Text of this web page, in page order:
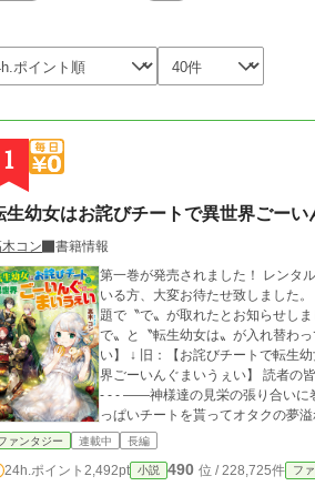
1
生幼女はお詫びチートで異世界ごーい
コン
書籍情報
第一巻が発売されました！ レンタ
いる方、大変お待たせ致しました。 書籍化にあたり、内容に一部齟齬が生じておりますことをご了承ください。 改
題で〝で〟が取れたとお知らせし
で〟と〝転生幼女は〟が入れ替わっております。 初期：【お詫びチートで転生幼女
い】 ↓ 旧：【お詫びチートで転生
界ごーいんぐまいうぇい】 読者の皆様、混乱させてしまい大変申し訳ありません。 ✂︎- - - - - - - -キリトリ- - - - - - - -
- - - ――神様達の見栄の張り合いに巻き込まれて異世界へ どっちが仕事出来るとかどうでもいい！ お詫びにい
っぱいチートを貰ってオタクの夢溢
目覚めた時状況がおかしい！。 神に会った
んでいったり、巻き込まれたり、流された
ァンタジー 連載中 長編
24h.ポイント 2,492pt 小説 490 位 / 228,725件 フ